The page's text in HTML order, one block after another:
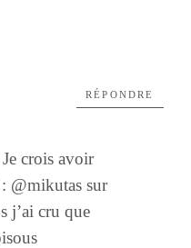
crois avoir
@mikutas sur
j’ai cru que
RÉPONDRE